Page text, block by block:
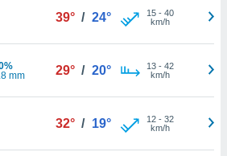
39° / 24° 15- 40
km/h
mm
29° / 20° 13- 42
km/h
32° / 19° 12- 32
km/h